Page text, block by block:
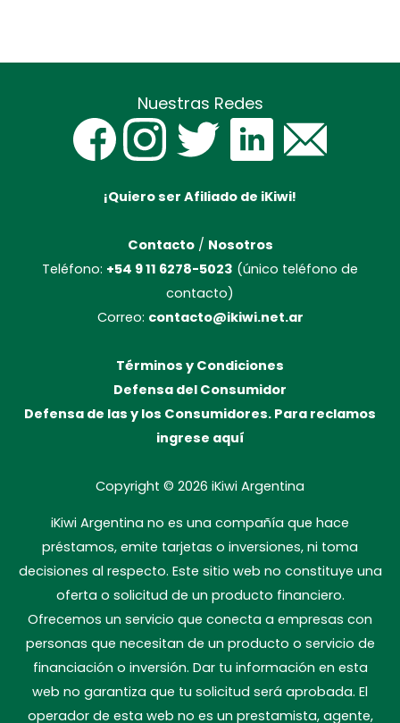
Nuestras Redes
¡Quiero ser Afiliado de iKiwi!
Contacto/ Nosotros
Teléfono: +54 9 11 6278-5023 (único teléfono de
contacto)
Correo: contacto@ikiwi.net.ar
Términos y Condiciones
Defensa del Consumidor
Defensa de las y los Consumidores. Para reclamos
ingrese aquí
Copyright © 2026 iKiwi Argentina
iKiwi Argentina no es una compañía que hace
préstamos, emite tarjetas o inversiones, ni toma
decisiones al respecto. Este sitio web no constituye una
oferta o solicitud de un producto financiero.
Ofrecemos un servicio que conecta a empresas con
personas que necesitan de un producto o servicio de
financiación o inversión. Dar tu información en esta
web no garantiza que tu solicitud será aprobada. El
operador de esta web no es un prestamista, agente,